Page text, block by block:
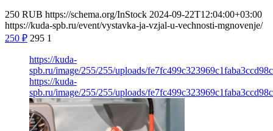
250 RUB https://schema.org/InStock 2024-09-22T12:04:00+03:00
https://kuda-spb.ru/event/vystavka-ja-vzjal-u-vechnosti-mgnovenje/
250 ₽ 295 1
https://kuda-
spb.ru/image/255/255/uploads/
https://kuda-
spb.ru/image/255/255/uploads/